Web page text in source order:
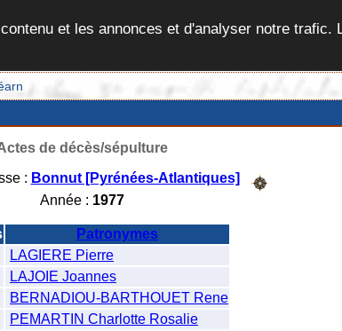
et les annonces et d'analyser notre trafic.
de décès/sépulture
: Bonnut [Pyrénées-Atlantiques]
Année : 1977
Patronymes
LAGIERE Pierre
LAJOIE Joannes
BERNADIOU-BARTHOUET Rene
PEMARTIN Charlotte Rosalie